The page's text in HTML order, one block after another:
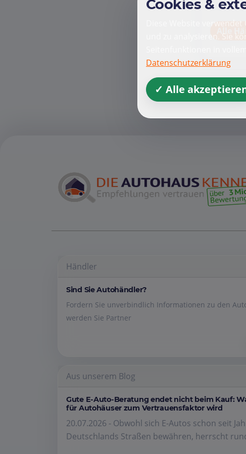
Alle
Händler
Sind Sie Autohändler?
Fordern Sie unverbindlich Informationen zu den
werden Sie Partner
Aus unserem Blog
Gute E-Auto-Beratung endet nicht beim Kauf:
für Autohäuser zum Vertrauensfaktor wird
20.07.2026 - Obwohl sich E-Autos schon seit
Deutschlands Straßen bewähren, herrscht
Cookies &
Diese Website
und zu analysieren. Sie
Datenschutzerklärung
✓ Alle